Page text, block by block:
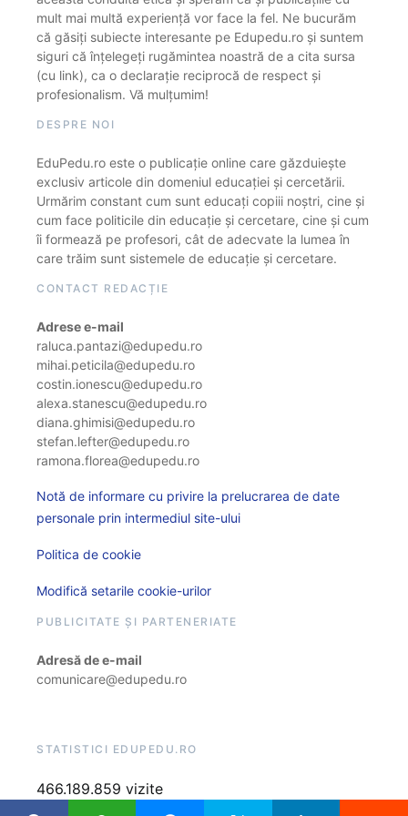
mult mai multă experiență vor face la fel. Ne bucurăm
că găsiți subiecte interesante pe Edupedu.ro și suntem
siguri că înțelegeți rugămintea noastră de a cita sursa
(cu link), ca o declarație reciprocă de respect și
profesionalism. Vă mulțumim!
DESPRE NOI
EduPedu.ro este o publicație online care găzduiește
exclusiv articole din domeniul educației și cercetării.
Urmărim constant cum sunt educați copiii noștri, cine și
cum face politicile din educație și cercetare, cine și cum
îi formează pe profesori, cât de adecvate la lumea în
care trăim sunt sistemele de educație și cercetare.
CONTACT REDACȚIE
Adrese e-mail
raluca.pantazi@edupedu.ro
mihai.peticila@edupedu.ro
costin.ionescu@edupedu.ro
alexa.stanescu@edupedu.ro
diana.ghimisi@edupedu.ro
stefan.lefter@edupedu.ro
ramona.florea@edupedu.ro
Notă de informare cu privire la prelucrarea de date
personale prin intermediul site-ului
Politica de cookie
Modifică setarile cookie-urilor
PUBLICITATE ȘI PARTENERIATE
Adresă de e-mail
comunicare@edupedu.ro
STATISTICI EDUPEDU.RO
466.189.859 vizite